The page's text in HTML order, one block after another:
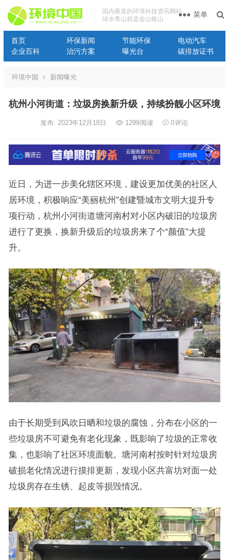
国内垂直的环境科技资讯网站
绿水青山就是金山银山
首页 环保新闻 节能环保
电动汽车
企业百科
治污方案 曝光台 碳排放证书
菜单
环境中国 新闻曝光
杭州小河街道：垃圾房换新升级，持续扮靓小区环境
发布: 2023年12月18日 1299阅读 0评论
近日，为进一步美化辖区环境，建设更加优美的社区人
居环境，积极响应“美丽杭州”创建暨城市文明大提升专
项行动，杭州小河街道塘河南村对小区内破旧的垃圾房
进行了更换，换新升级后的垃圾房来了个“颜值”大提
升。
由于长期受到风吹日晒和垃圾的腐蚀，分布在小区的一
些垃圾房不可避免有老化现象，既影响了垃圾的正常收
集，也影响了社区环境面貌。塘河南村按时针对垃圾房
破损老化情况进行摸排更新，发现小区共富坊对面一处
垃圾房存在生锈、起皮等损毁情况。